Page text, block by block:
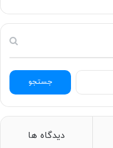
ج
س
ج
دیدگاه ها